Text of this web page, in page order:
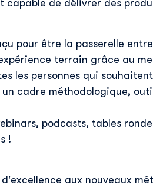
capable de délivrer des
pour être la passerelle
terrain grâce au
les personnes qui souhaitent
cadre méthodologique,
podcasts, tables
!
aux nouveaux